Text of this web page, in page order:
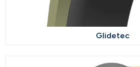
Glidetec